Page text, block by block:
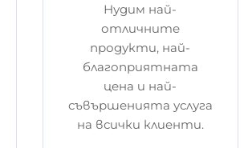
Нудим най-
отличните
продукти, най-
благоприятната
цена и най-
съвършенията услуга
на всички клиенти.